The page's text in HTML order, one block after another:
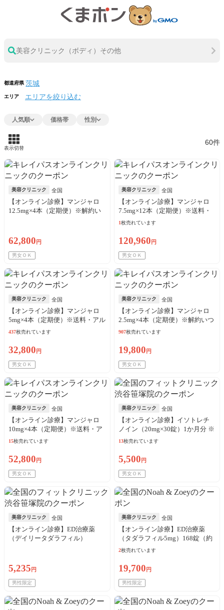
美容クリニック（ボディ）その他
都道府県
エリア エリアを絞り込む
人気順 価格帯 性別
表示切替
60件
美容クリニック 全国
【オンライン診療】マンジャロ
12.5mg×4本（定期便）※解約い
62,800 円
男女ＯＫ
美容クリニック 全国
【オンライン診療】マンジャロ
7.5mg×12本（定期便）※送料・
アルコール綿・診察料込
1枚売れています
120,960 円
男女ＯＫ
美容クリニック 全国
【オンライン診療】マンジャロ
5mg×4本（定期便）※送料・アル
コール綿・診察料込
437枚売れています
32,800 円
男女ＯＫ
美容クリニック 全国
【オンライン診療】マンジャロ
2.5mg×4本（定期便）※解約いつ
でも可能！
907枚売れています
19,800 円
男女ＯＫ
美容クリニック 全国
【オンライン診療】マンジャロ
10mg×4本（定期便）※送料・ア
ルコール綿・診察料込
15枚売れています
52,800 円
男女ＯＫ
美容クリニック 全国
【オンライン診療】イソトレチ
ノイン（20mg×30錠）1か月分 ※
診察料、送料込込
13枚売れています
5,500 円
男女ＯＫ
美容クリニック 全国
【オンライン診療】ED治療薬
（デイリータダラフィル）
5,235 円
男性限定
美容クリニック 全国
【オンライン診療】ED治療薬
（タダラフィル5mg）168錠（約
6か月分）※初診料・送料込
2枚売れています
19,700 円
男性限定